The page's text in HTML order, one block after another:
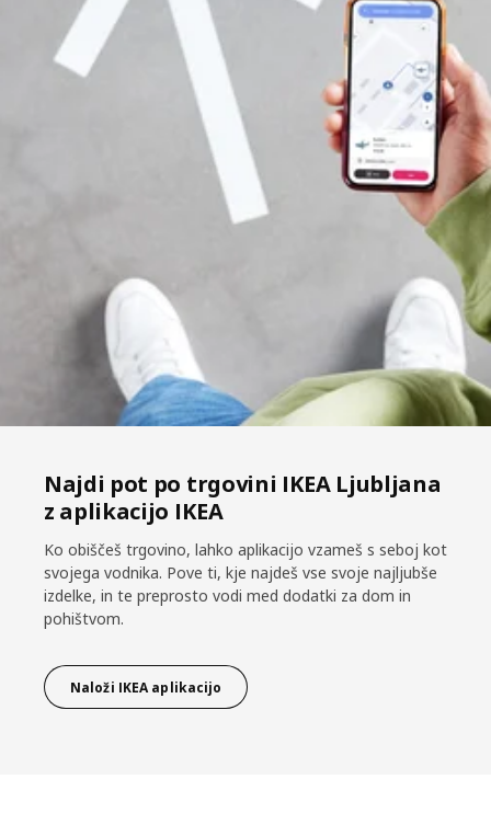
Najdi pot po trgovini IKEA Ljubljana
z aplikacijo IKEA
Ko obiščeš trgovino, lahko aplikacijo vzameš s seboj kot
svojega vodnika. Pove ti, kje najdeš vse svoje najljubše
izdelke, in te preprosto vodi med dodatki za dom in
pohištvom.
Naloži IKEA aplikacijo